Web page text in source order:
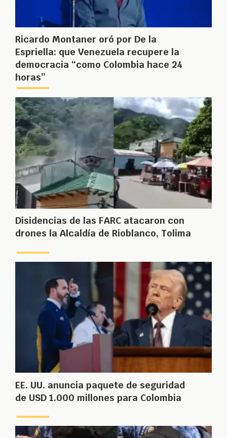
Ricardo Montaner oró por De la
Espriella: que Venezuela recupere la
democracia “como Colombia hace 24
horas”
Disidencias de las FARC atacaron con
drones la Alcaldía de Rioblanco, Tolima
EE. UU. anuncia paquete de seguridad
de USD 1.000 millones para Colombia